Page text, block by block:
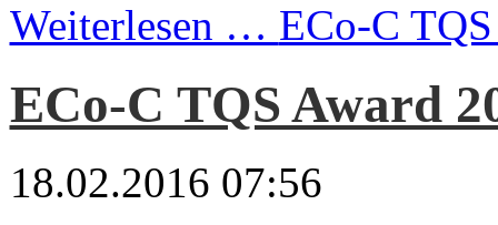
Weiterlesen … ECo-C
ECo-C TQS Award
18.02.2016 07:56